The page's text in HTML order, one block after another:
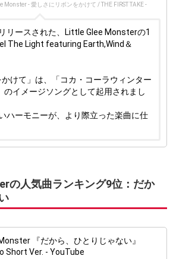
Monster - 愛しさにリボンをかけて / THE FIRST TAKE -
リースされた、Little Glee Monsterの1
The Light featuring Earth,Wind＆
かけて」は、「コカ・コーラウィンター
のイメージソングとして起用されまし
ハーモニーが、より際立った楽曲に仕
の人気曲ランキング9位：だか
『だから、ひとりじゃない』
Short Ver. - YouTube